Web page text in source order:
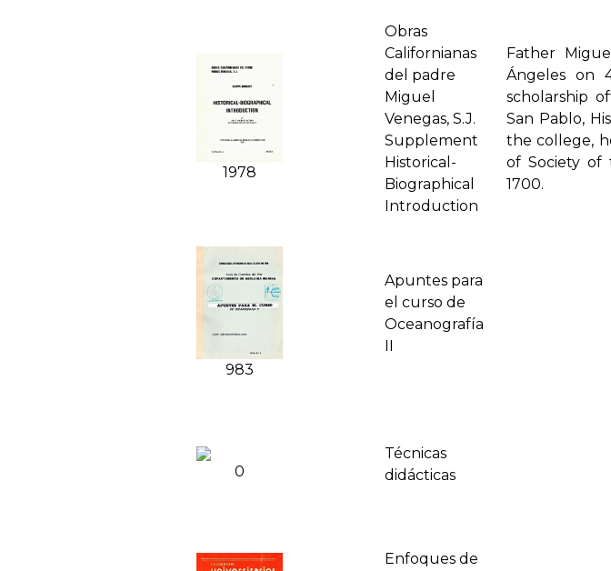
1978
Obras
Californianas
del padre
Miguel
Venegas, S.J.
Supplement
Historical-
Biographical
Introduction
Father
Ángeles on
scholarship
San Pablo,
the college,
of Society of
1700.
983
Apuntes para
el curso de
Oceanografía
0
Técnicas
didácticas
Enfoques de